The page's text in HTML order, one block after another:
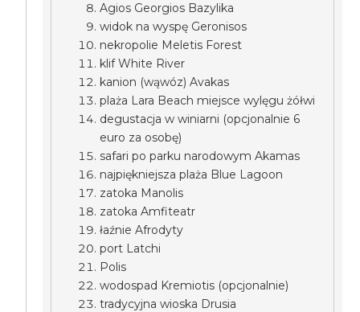
Agios Georgios Bazylika
widok na wyspę Geronisos
nekropolie Meletis Forest
klif White River
kanion (wąwóz) Avakas
plaża Lara Beach miejsce wylęgu żółwi
degustacja w winiarni (opcjonalnie 6
euro za osobę)
safari po parku narodowym Akamas
najpiękniejsza plaża Blue Lagoon
zatoka Manolis
zatoka Amfiteatr
łaźnie Afrodyty
port Latchi
Polis
wodospad Kremiotis (opcjonalnie)
tradycyjna wioska Drusia